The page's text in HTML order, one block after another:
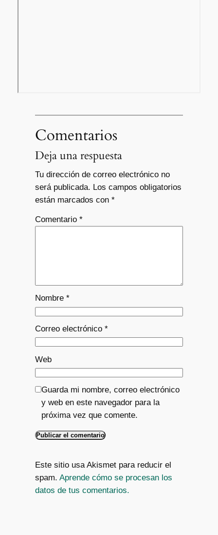
Comentarios
Deja una respuesta
Tu dirección de correo electrónico no
será publicada. Los campos obligatorios
están marcados con *
Comentario *
Nombre *
Correo electrónico *
Web
Guarda mi nombre, correo electrónico
y web en este navegador para la
próxima vez que comente.
Este sitio usa Akismet para reducir el
spam. Aprende cómo se procesan los
datos de tus comentarios.